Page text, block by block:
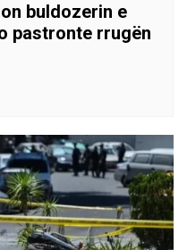
buldozerin e
pastronte rrugën